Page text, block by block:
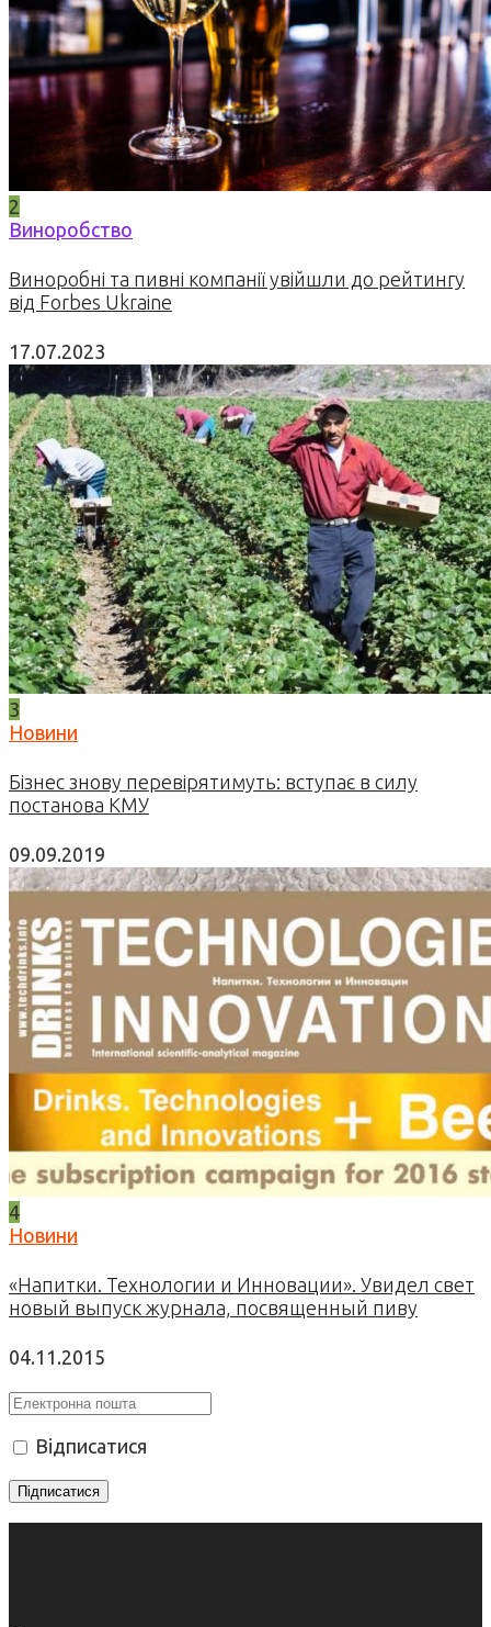
2
Виноробство
Виноробні та пивні компанії увійшли до рейтингу
від Forbes Ukraine
17.07.2023
3
Новини
Бізнес знову перевірятимуть: вступає в силу
постанова КМУ
09.09.2019
4
Новини
«Напитки. Технологии и Инновации». Увидел свет
новый выпуск журнала, посвященный пиву
04.11.2015
Відписатися